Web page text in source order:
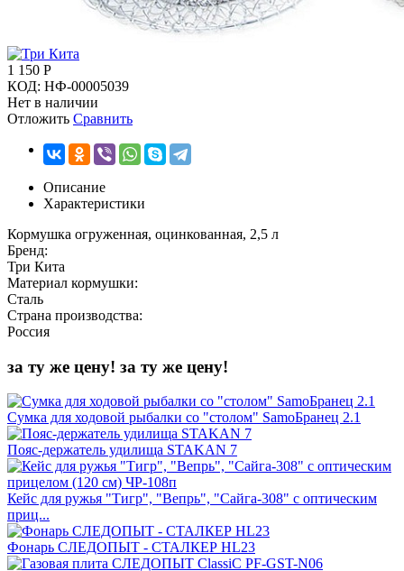
1 150 Р
КОД: НФ-00005039
Нет в наличии
Отложить Сравнить
Описание
Характеристики
Кормушка огруженная, оцинкованная, 2,5 л
Бренд:
Три Кита
Материал кормушки:
Сталь
Страна производства:
Россия
за ту же цену! за ту же цену!
Сумка для ходовой рыбалки со "столом" SamoБранец 2.1
Пояс-держатель удилища STAKAN 7
Кейс для ружья "Тигр", "Вепрь", "Сайга-308" с оптическим
приц...
Фонарь СЛЕДОПЫТ - СТАЛКЕР HL23